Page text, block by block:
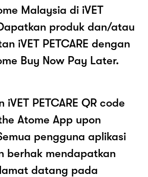
Malaysia di iVET
produk dan/atau
iVET PETCARE dengan
Buy Now Pay Later.
iVET PETCARE QR code
Atome App upon
pengguna aplikasi
berhak mendapatkan
datang pada